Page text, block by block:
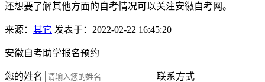
还想要了解其他方面的自考情况可以关注安徽自考网。
来源： 其它 发表于：2022-02-22 16:45:20
安徽自考助学报名预约
您的姓名 联系方式